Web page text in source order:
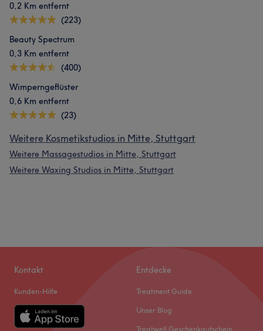
0,2 Km entfernt
(223)
Beauty Spectrum
0,3 Km entfernt
(400)
Wimperngeflüster
0,6 Km entfernt
(23)
Weitere Kosmetikstudios in Mitte, Stuttgart
Weitere Massagestudios in Mitte, Stuttgart
Weitere Waxing Studios in Mitte, Stuttgart
Kontakt
Kunden-Hilfe
Entdecke
Treatment Guide
Unser Blog
Treatwell Geschenkgutschein